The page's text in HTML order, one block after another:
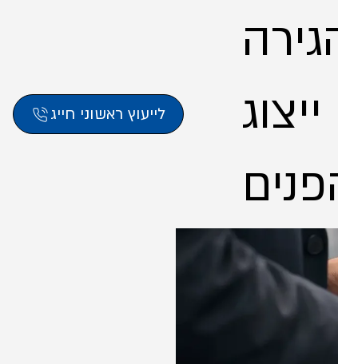
לייעוץ ראשוני חייג